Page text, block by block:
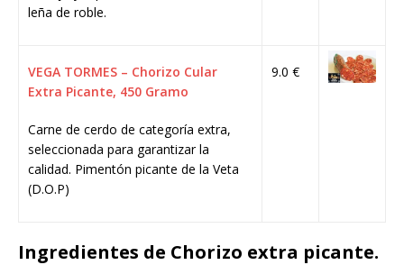
leña de roble.
VEGA TORMES – Chorizo Cular
Extra Picante, 450 Gramo
Carne de cerdo de categoría extra,
seleccionada para garantizar la
calidad. Pimentón picante de la Veta
(D.O.P)
9.0 €
Ingredientes de Chorizo extra picante.